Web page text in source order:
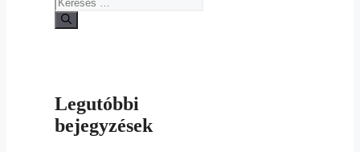
Legutóbbi
bejegyzések